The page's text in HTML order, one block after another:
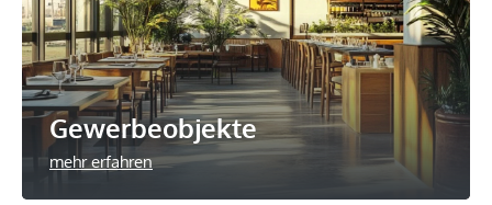
Gewerbeobjekte
mehr erfahren